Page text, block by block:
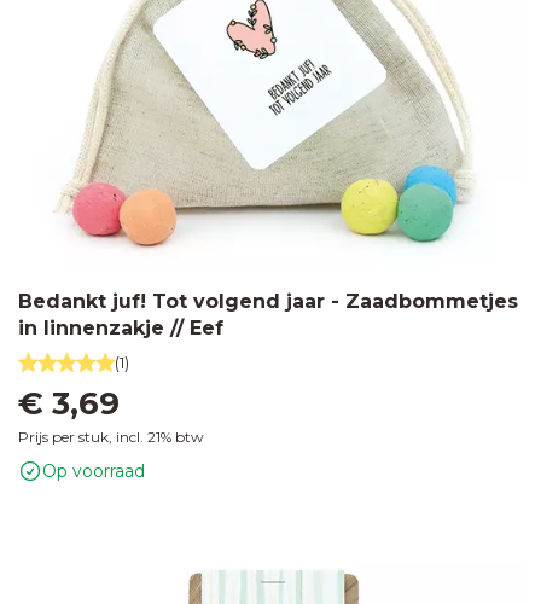
Bedankt juf! Tot volgend jaar - Zaadbommetjes
in linnenzakje // Eef
(1)
€ 3,69
Prijs per stuk, incl. 21% btw
Op voorraad